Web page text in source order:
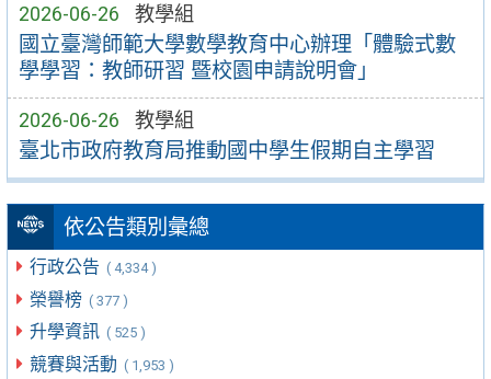
2026-06-26 教學組
國立臺灣師範大學數學教育中心辦理「體驗式數
學學習：教師研習 暨校園申請說明會」
2026-06-26 教學組
臺北市政府教育局推動國中學生假期自主學習
依公告類別彙總
行政公告 ( 4,334 )
榮譽榜 ( 377 )
升學資訊 ( 525 )
競賽與活動 ( 1,953 )